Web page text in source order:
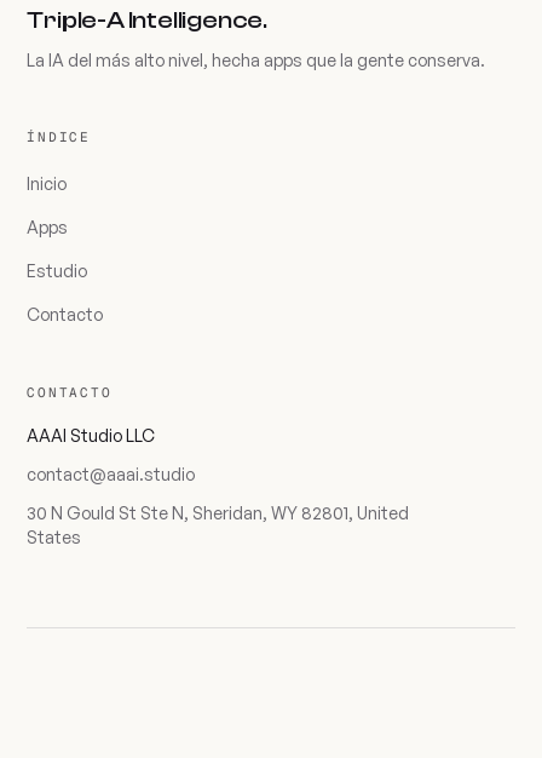
Triple-A Intelligence.
La IA del más alto nivel, hecha apps que la gente conserva.
ÍNDICE
Inicio
Apps
Estudio
Contacto
CONTACTO
AAAI Studio LLC
contact@aaai.studio
30 N Gould St Ste N, Sheridan, WY 82801, United
States